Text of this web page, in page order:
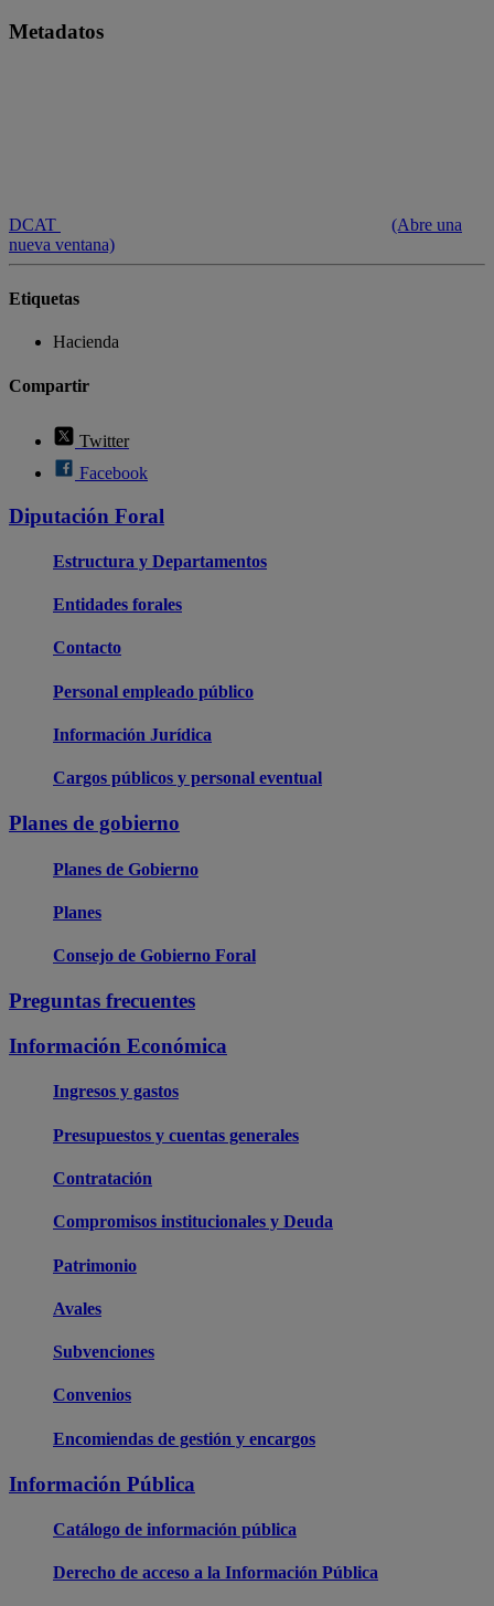
Metadatos
DCAT
(Abre una
nueva ventana)
Etiquetas
Hacienda
Compartir
Twitter
Facebook
Diputación Foral
Estructura y Departamentos
Entidades forales
Contacto
Personal empleado público
Información Jurídica
Cargos públicos y personal eventual
Planes de gobierno
Planes de Gobierno
Planes
Consejo de Gobierno Foral
Preguntas frecuentes
Información Económica
Ingresos y gastos
Presupuestos y cuentas generales
Contratación
Compromisos institucionales y Deuda
Patrimonio
Avales
Subvenciones
Convenios
Encomiendas de gestión y encargos
Información Pública
Catálogo de información pública
Derecho de acceso a la Información Pública